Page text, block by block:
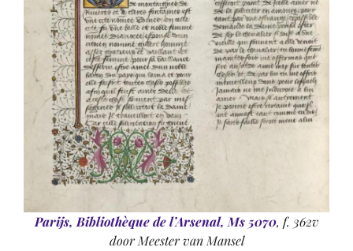
Parijs, Bibliothèque de l’Arsenal, Ms 5070, f. 362v
door Meester van Mansel